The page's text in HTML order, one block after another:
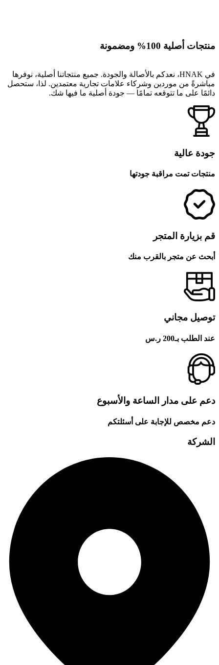
منتجات أصلية 100% ومضمونة
في HNAK، نعدكم بالأصالة والجودة. جميع منتجاتنا أصلية، نوفرها
مباشرةً من موردين وشركاء علامات تجارية معتمدين. لذا، ستحصل
دائمًا على ما تتوقعه تمامًا — جودة أصلية ما فيها شك.
جودة عالية
منتجات تمت مراقبة جودتها
قم بزيارة المتجر
أبحث عن متجر بالقرب منك
توصيل مجاني
عند الطلب بـ200 ر.س
دعم على مدار الساعة والأسبوع
دعم مخصص للإجابة على أسئلتكم
الشركة